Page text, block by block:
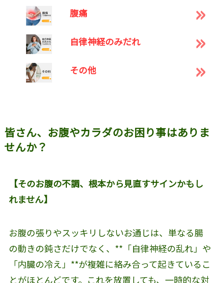
腹痛
自律神経のみだれ
その他
皆さん、お腹やカラダのお困り事はありま
せんか？
【そのお腹の不調、根本から見直すサインかもし
れません】
お腹の張りやスッキリしないお通じは、単なる腸
の動きの鈍さだけでなく、**「自律神経の乱れ」や
「内臓の冷え」**が複雑に絡み合って起きているこ
とがほとんどです。これを放置しても、一時的な対